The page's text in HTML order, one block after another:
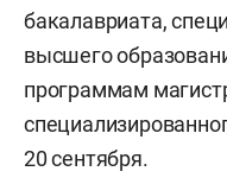
бакалавриата,
высшего
программам
20 сентября.